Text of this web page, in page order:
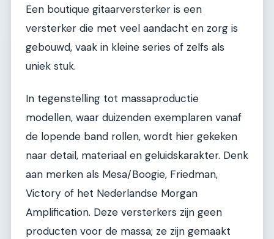
Een boutique gitaarversterker is een
versterker die met veel aandacht en zorg is
gebouwd, vaak in kleine series of zelfs als
uniek stuk.
In tegenstelling tot massaproductie
modellen, waar duizenden exemplaren vanaf
de lopende band rollen, wordt hier gekeken
naar detail, materiaal en geluidskarakter. Denk
aan merken als Mesa/Boogie, Friedman,
Victory of het Nederlandse Morgan
Amplification. Deze versterkers zijn geen
producten voor de massa; ze zijn gemaakt